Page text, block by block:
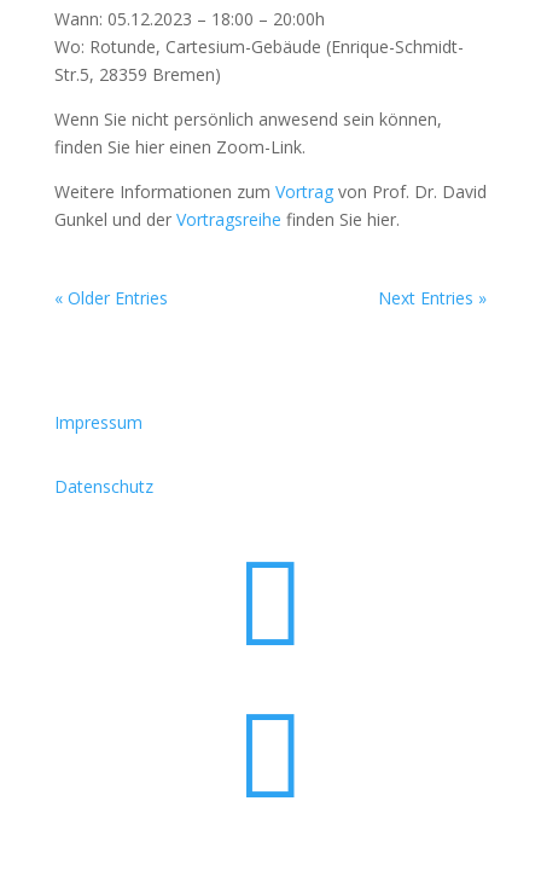
Wann: 05.12.2023 – 18:00 – 20:00h
Wo: Rotunde, Cartesium-Gebäude (Enrique-Schmidt-
Str.5, 28359 Bremen)
Wenn Sie nicht persönlich anwesend sein können,
finden Sie hier einen Zoom-Link.
Weitere Informationen zum Vortragvon Prof. Dr. David
Gunkel und der Vortragsreihe finden Sie hier.
« Older Entries Next Entries »
Impressum
Datenschutz

